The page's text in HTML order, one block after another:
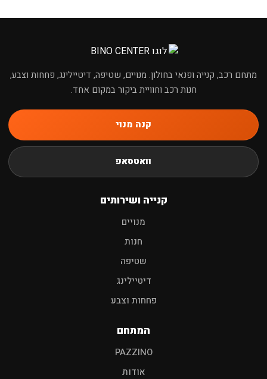
מחפשים מוצר לרכב? ×
חיפוש
מתחם רכב, קנייה ופנאי בחולון. מנויים, שטיפה, דיטיילינג, פחחות וצבע,
חנות רכב וחוויית ביקור במקום אחד.
קנה מנוי
וואטסאפ
קנייה ושירותים
מנויים
חנות
שטיפה
דיטיילינג
פחחות וצבע
המתחם
PAZZINO
אודות